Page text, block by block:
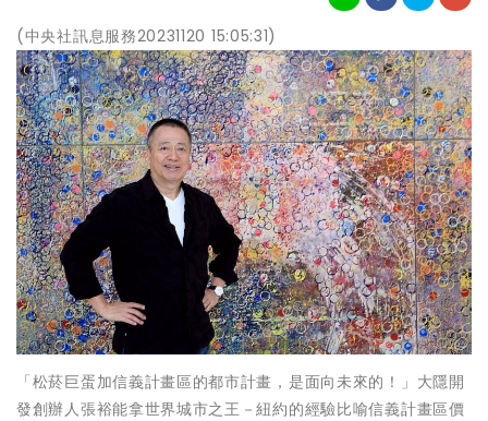
(中央社訊息服務20231120 15:05:31)
「松菸巨蛋加信義計畫區的都市計畫，是面向未來的！」大隱開
發創辦人張裕能拿世界城市之王－紐約的經驗比喻信義計畫區價